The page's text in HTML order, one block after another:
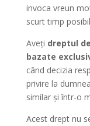
invoca vreun
scurt timp
Aveți dreptul
bazate
când decizia
privire la
similar și într-o
Acest drept nu